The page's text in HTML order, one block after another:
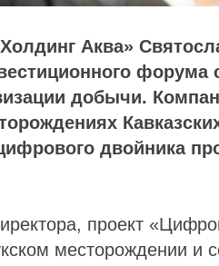
Аква»
добычи.
двойника
проект
месторождении и